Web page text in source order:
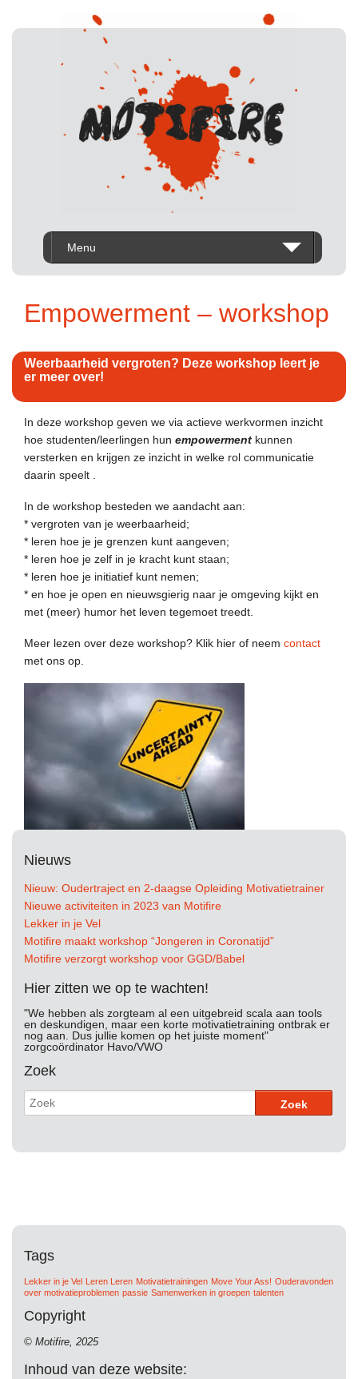
Menu
Empowerment – workshop
Weerbaarheid vergroten? Deze workshop leert je
er meer over!
In deze workshop geven we via actieve werkvormen inzicht
hoe studenten/leerlingen hun empowerment kunnen
versterken en krijgen ze inzicht in welke rol communicatie
daarin speelt .
In de workshop besteden we aandacht aan:
* vergroten van je weerbaarheid;
* leren hoe je je grenzen kunt aangeven;
* leren hoe je zelf in je kracht kunt staan;
* leren hoe je initiatief kunt nemen;
* en hoe je open en nieuwsgierig naar je omgeving kijkt en
met (meer) humor het leven tegemoet treedt.
Meer lezen over deze workshop? Klik hier of neem contact
met ons op.
Nieuws
Nieuw: Oudertraject en 2-daagse Opleiding Motivatietrainer
Nieuwe activiteiten in 2023 van Motifire
Lekker in je Vel
Motifire maakt workshop “Jongeren in Coronatijd”
Motifire verzorgt workshop voor GGD/Babel
Hier zitten we op te wachten!
"We hebben als zorgteam al een uitgebreid scala aan tools
en deskundigen, maar een korte motivatietraining ontbrak er
nog aan. Dus jullie komen op het juiste moment"
zorgcoördinator Havo/VWO
Zoek
Tags
Lekker in je Vel Leren Leren Motivatietrainingen Move Your Ass! Ouderavonden
over motivatieproblemen passie Samenwerken in groepen talenten
Copyright
© Motifire, 2025
Inhoud van deze website: